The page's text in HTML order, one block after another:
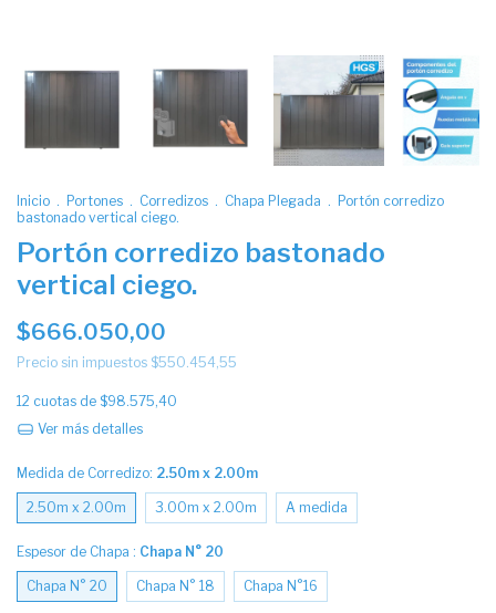
Inicio . Portones . Corredizos . Chapa Plegada . Portón corredizo
bastonado vertical ciego.
Portón corredizo bastonado
vertical ciego.
$666.050,00
Precio sin impuestos $550.454,55
12 cuotas de $98.575,40
Ver más detalles
Medida de Corredizo: 2.50m x 2.00m
2.50m x 2.00m 3.00m x 2.00m A medida
Espesor de Chapa : Chapa N° 20
Chapa N° 20 Chapa N° 18 Chapa N°16